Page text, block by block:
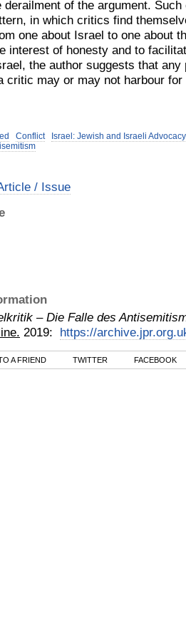
of the argument.
in which critics find
one about Israel to one about
interest of honesty and to
the author suggests that
critic may or may not harbour
Conflict
Israel: Jewish and Israeli
/ Issue
– Die Falle des
2019: https://
A FRIEND TWITTER FACEBOOK